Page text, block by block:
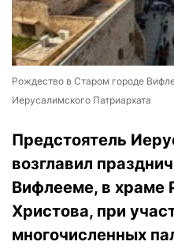
Рождество в Старом городе
Иерусалимского Патриархата
Предстоятель
возглавил
Вифлееме, в храме
Христова, при
многочисленных